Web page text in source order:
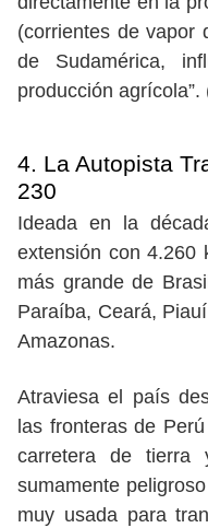
(corrientes de vapor
de Sudamérica,
producción agrícola”.
4. La Autopista
230
Ideada en la
extensión con 4.260
más grande de
Paraíba, Ceará,
Amazonas.
Atraviesa el país
las fronteras de
carretera de
sumamente
muy usada para